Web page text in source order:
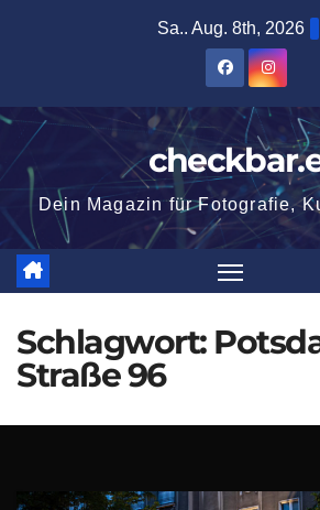
Sa.. Aug. 8th, 2026
Dein Magazin für Fotografie,
Schlagwort:
Straße 96